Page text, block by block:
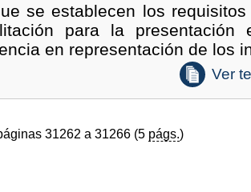
se establecen los
para la presentación
en representación de los
Ver
31262 a 31266 (5 págs.)